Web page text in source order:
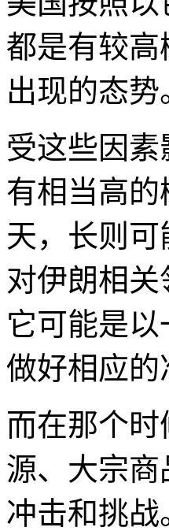
都是有较
出现的态势
受这些因
有相当高
天，长则
对伊朗相
它可能是
做好相应的
而在那个
源、大宗
冲击和挑战